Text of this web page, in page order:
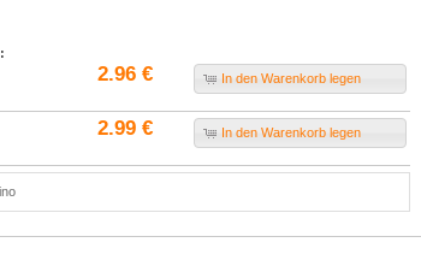
2.96 € In den Warenkorb legen
2.99 € In den Warenkorb legen